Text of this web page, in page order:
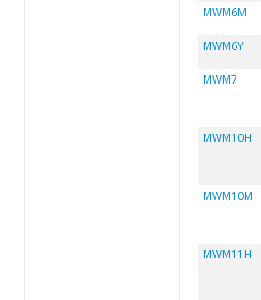
MWM6M
MWM6Y
MWM7
MWM10H
MWM10M
MWM11H